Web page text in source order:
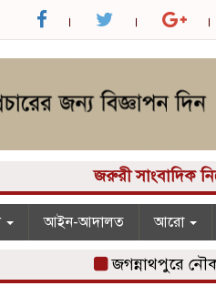
জরুরী সাংবাদিক নিয়োগ
আইন-আদালত আরো
জগন্নাথপুরে নৌকা